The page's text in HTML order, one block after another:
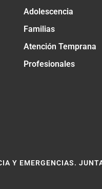
Adolescencia
Familias
Atención Temprana
Profesionales
Y EMERGENCIAS.